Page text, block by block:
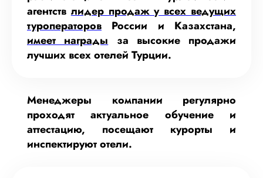
агентств лидер продаж у всех ведущих
туроператоров России и Казахстана,
имеет награды за высокие продажи
лучших всех отелей Турции.
Менеджеры компании регулярно
проходят актуальное обучение и
аттестацию, посещают курорты и
инспектируют отели.